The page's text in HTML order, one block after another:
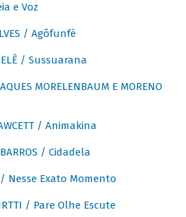
e Voz
/ Agôfunfè
/ Sussuarana
MORELENBAUM E MORENO
/ Animakina
/ Cidadela
/ Nesse Exato Momento
/ Pare Olhe Escute